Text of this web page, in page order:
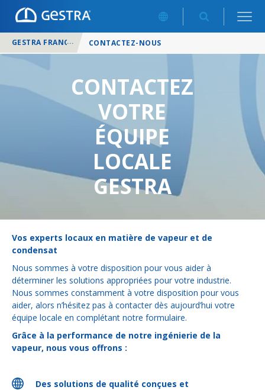
GESTRA FRANCE / CONTACTEZ-NOUS
CONTACTEZ
VOTRE
ÉQUIPE
LOCALE
GESTRA
Vos experts locaux en matière de vapeur et de
condensat
Nous sommes à votre disposition pour vous aider à
déterminer les solutions appropriées pour votre industrie.
Nous sommes constamment à votre disposition pour vous
aider, alors n’hésitez pas à contacter dès aujourd’hui votre
équipe locale en complétant notre formulaire.
Grâce à la performance de notre ingénierie de la
vapeur, nous vous offrons :
Des solutions de qualité conçues et